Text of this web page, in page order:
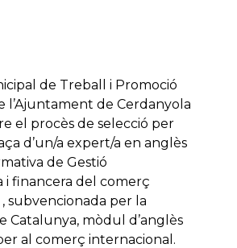
de Treball i Promoció
l’Ajuntament de Cerdanyola
el procès de selecció per
d’un/a expert/a en anglès
de Gestió
i financera del comerç
subvencionada per la
Catalunya, mòdul d’anglès
al comerç internacional.